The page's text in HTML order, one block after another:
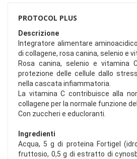
PROTOCOL PLUS
Descrizione
Integratore alimentare
di collagene, rosa canina, selenio e
Rosa canina, selenio e vitamina
protezione delle cellule dallo
nella cascata infiammatoria.
La vitamina C contribuisce alla
collagene per la normale funzione
Con zuccheri e educloranti.
Ingredienti
Acqua, 5 g di proteina Fortigel
fruttosio, 0,5 g di estratto di